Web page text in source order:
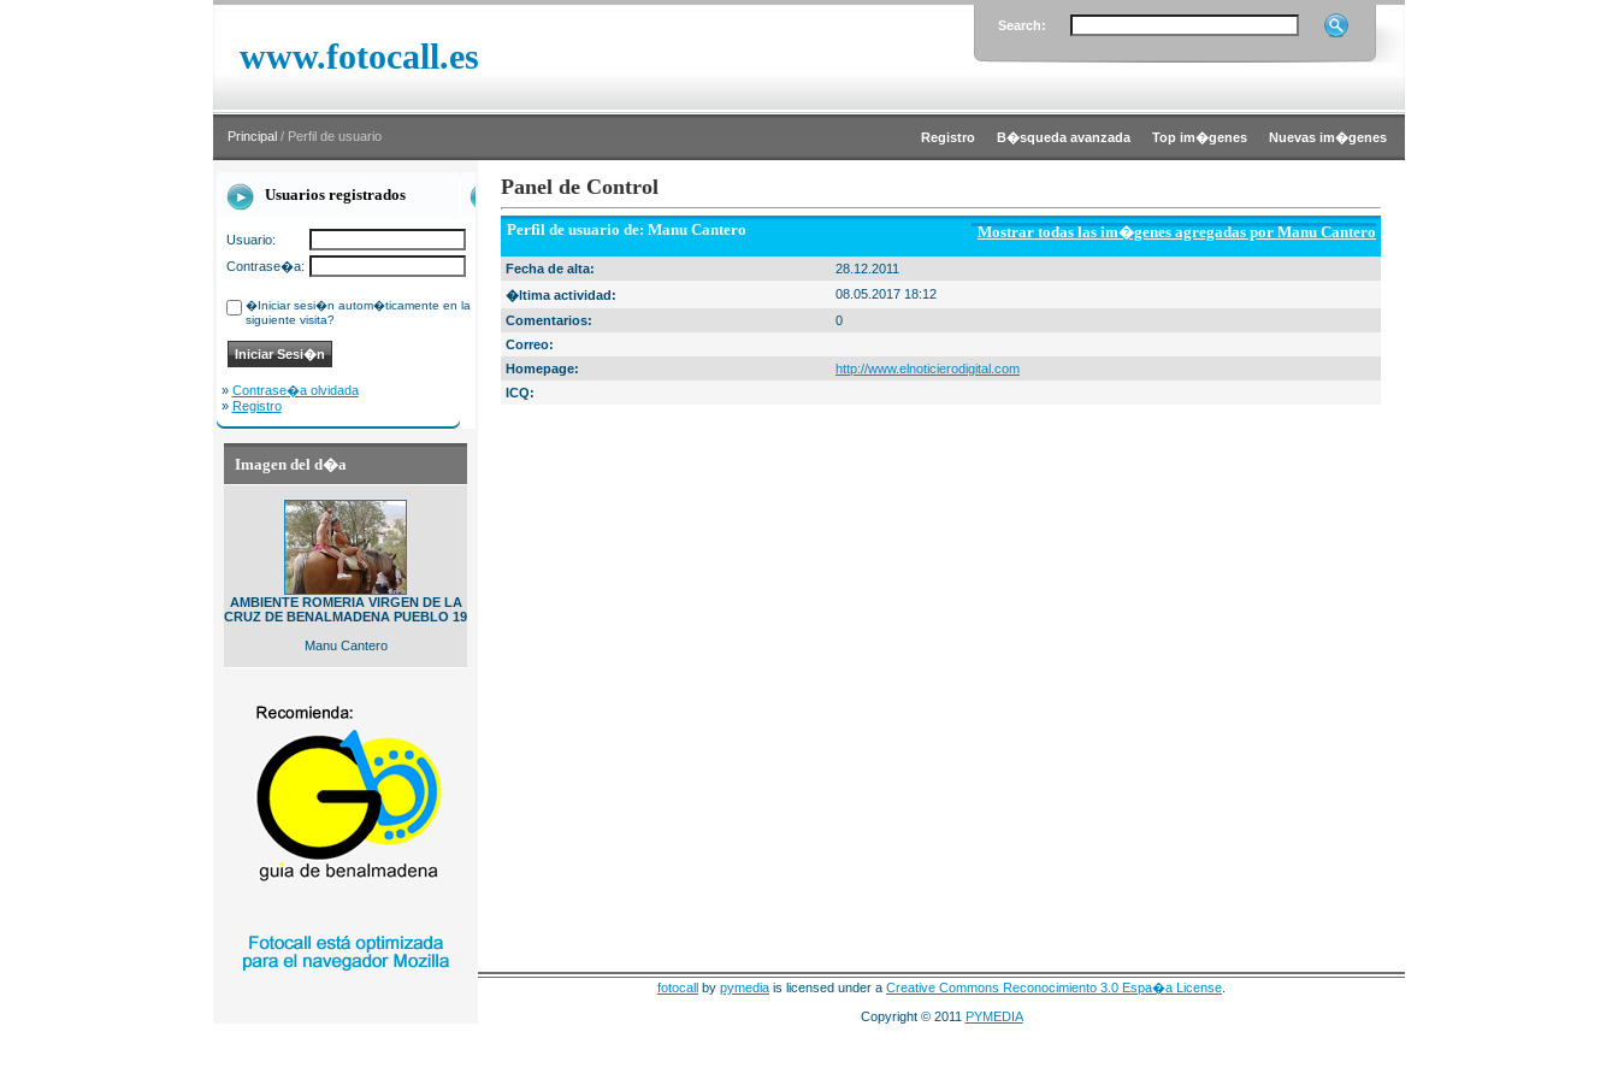
www.fotocall.es
Search:
Principal / Perfil de usuario Registro B�squeda avanzada Top im�genes Nuevas im�genes
Usuarios registrados
Usuario:
Contrase�a:
�Iniciar sesi�n autom�ticamente en la
siguiente visita?
» Contrase�a olvidada
» Registro
Imagen del d�a
AMBIENTE ROMERIA VIRGEN DE LA
CRUZ DE BENALMADENA PUEBLO 19
Manu Cantero
Panel de Control
Perfil de usuario de: Manu Cantero Mostrar todas las im�genes agregadas por Manu Cantero
Fecha de alta:
28.12.2011
�ltima actividad:
08.05.2017 18:12
Comentarios:
0
Correo:
Homepage:
http://www.elnoticierodigital.com
ICQ:
fotocall by pymedia is licensed under a Creative Commons Reconocimiento 3.0 Espa�a License
Copyright © 2011 PYMEDIA